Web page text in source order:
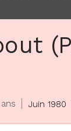
Juin 1980